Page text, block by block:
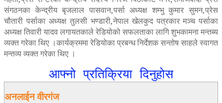
संगठनका केन्द्रीय बृजलाल पासवान,पर्सा अध्यक्ष शम्भु कुमार सुमन,प्रेस
चौतारी पर्साका अध्यक्ष तुलसी भण्डारी,नेपाल खेलकुद पत्रकार मञ्च पर्साका
अध्यक्ष तिवारी यादव लगायतकाले रेडियोको सफलताका लागि शुभकामना मन्तब्य
व्यक्त गरेका थिए ।कार्यक्रममा रेडियोका प्रबन्ध निर्देशक सन्तोष साहले स्वागत
मन्तव्य व्यक्त गरेका थिए ।
आफ्नो प्रतिक्रिया दिनुहोस
अनलाईन वीरगंज